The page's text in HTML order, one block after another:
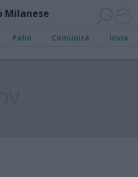
Milanese
Palio Comunità Invia